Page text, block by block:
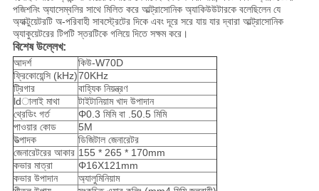
পজিশনিং অ্যাসেম্বলির সাথে মিলিত করে আল্ট্রাসোনিক অ্যাকিউউটারকে বলেছিলেন যে
অ্যাক্টুয়েটরটি অ-পরিবাহী সাবস্ট্রেটের দিকে এবং দূরে সরে যায় যার দ্বারা আল্ট্রাসোনিক
অ্যাকুয়েটরের টিপটি স্তরটিকে গলিয়ে দিতে সক্ষম করে।
বিশেষ উল্লেখ:
আদর্শ
কিউ-W70D
ফ্রিকোয়েন্সি (kHz)70KHz
ট্রিগার
বাহ্যিক নিয়ন্ত্রণ
ldালাই মাথা
টাইটানিয়াম খাদ উপাদান
থ্রেডিং গর্ত
Φ0.3 মিমি বা .50.5 মিমি
পাওয়ার কোড
5M
উত্পাদক
ডিজিটাল জেনারেটর
জেনারেটরের আকার 155 * 265 * 170mm
কভার মাত্রা
Φ16X121mm
কভার উপাদান
অ্যালুমিনিয়াম